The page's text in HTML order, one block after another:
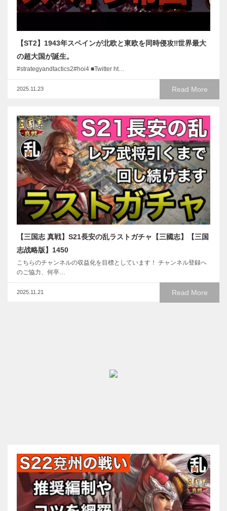
【ST2】1943年スペインが北欧と東欧を同時侵攻‼︎世界最大
の超大国が誕生。
#strategyandtactics2#hoi4 ■Twitter ht…
Read More
2025.11.23
【三国志 真戦】S21長安の乱ラストガチャ【三國志】【三国
志战略版】1450
こちらのチャンネルの収益化を目標としています！ チャンネル登録へ
のご協力、何卒…
Read More
2025.11.21